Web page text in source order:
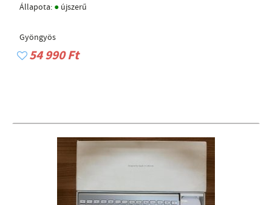
Állapota: ● újszerű
Gyöngyös
54 990 Ft